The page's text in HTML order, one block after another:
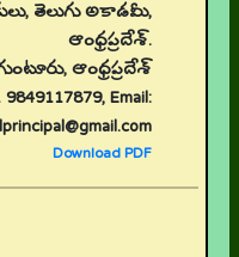
తెలుగు అకాడమీ,
ఆంధ్రప్రదేశ్.
ఆంధ్రప్రదేశ్
Email:
Download PDF